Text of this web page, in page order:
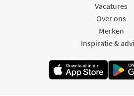
Vacatures
Over ons
Merken
Inspiratie &